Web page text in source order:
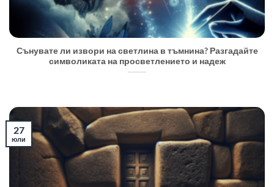
Сънувате ли извори на светлина в тъмнина? Разгадайте
символиката на просветлението и надеж
27
юли